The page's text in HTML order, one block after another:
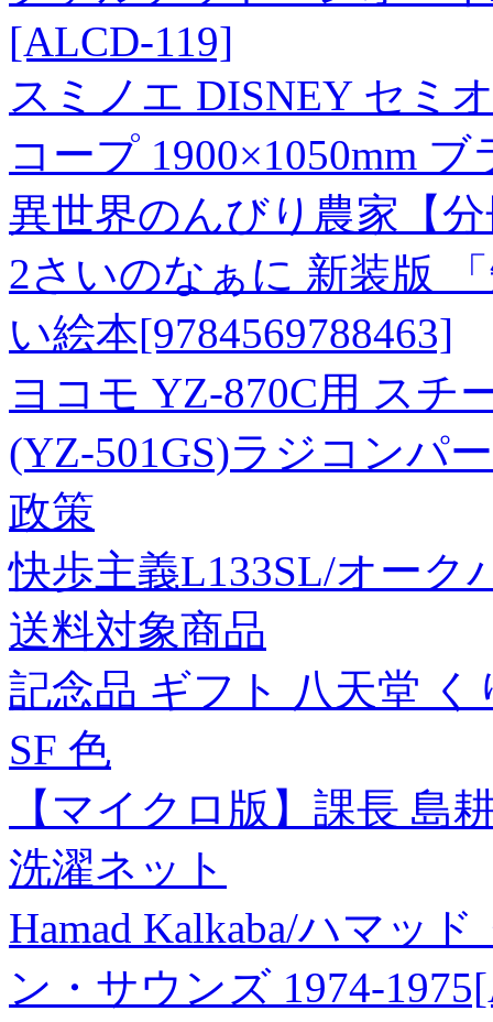
[ALCD-119]
スミノエ DISNEY セミ
コープ 1900×1050mm
異世界のんびり農家【
2さいのなぁに 新装版
い絵本[9784569788463]
ヨコモ YZ-870C用 スチ
(YZ-501GS)ラジコンパ
政策
快歩主義L133SL/オーク
送料対象商品
記念品 ギフト 八天堂
SF 色
【マイクロ版】課長 島
洗濯ネット
Hamad Kalkaba/ハマッ
ン・サウンズ 1974-